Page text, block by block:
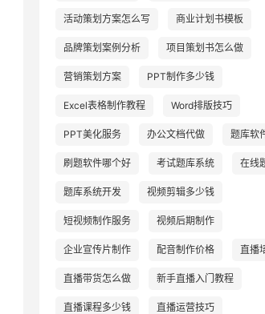
活动策划方案怎么写 商业计划书模板
品牌策划案例分析 项目策划书怎么做
营销策划方案 PPT制作多少钱
Excel表格制作教程 Word排版技巧
PPT美化服务 办公文档代做 题库软
刷题软件哪个好 考试题库系统 在线
题库系统开发 视频剪辑多少钱
短视频制作服务 视频后期制作
企业宣传片制作 配音制作价格 直播
直播带货怎么做 新手直播入门教程
直播课程多少钱 直播运营技巧